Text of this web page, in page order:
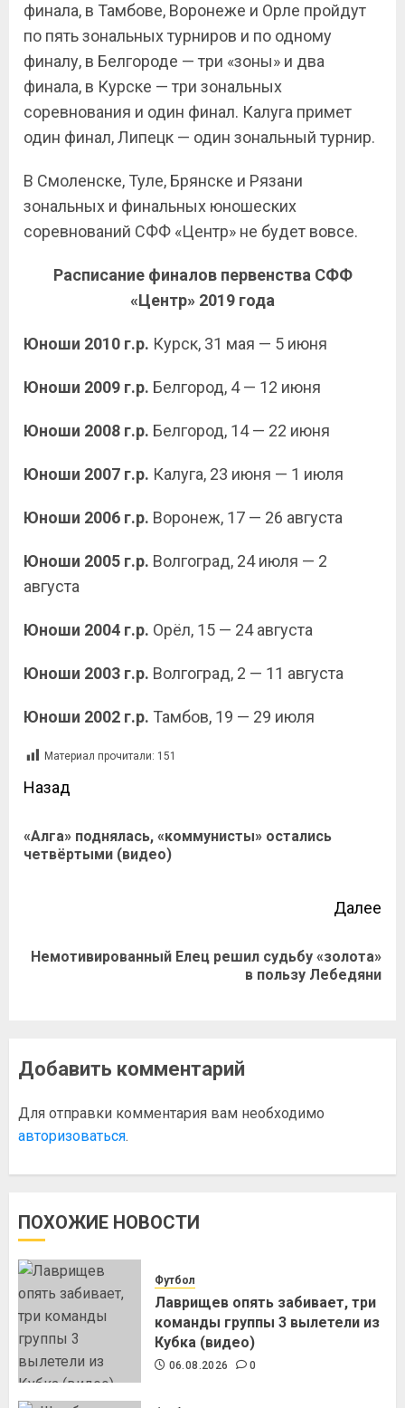
финала, в Тамбове, Воронеже и Орле пройдут
по пять зональных турниров и по одному
финалу, в Белгороде — три «зоны» и два
финала, в Курске — три зональных
соревнования и один финал. Калуга примет
один финал, Липецк — один зональный турнир.
В Смоленске, Туле, Брянске и Рязани
зональных и финальных юношеских
соревнований СФФ «Центр» не будет вовсе.
Расписание финалов первенства СФФ
«Центр» 2019 года
Юноши 2010 г.р. Курск, 31 мая — 5 июня
Юноши 2009 г.р. Белгород, 4 — 12 июня
Юноши 2008 г.р. Белгород, 14 — 22 июня
Юноши 2007 г.р. Калуга, 23 июня — 1 июля
Юноши 2006 г.р. Воронеж, 17 — 26 августа
Юноши 2005 г.р. Волгоград, 24 июля — 2
августа
Юноши 2004 г.р. Орёл, 15 — 24 августа
Юноши 2003 г.р. Волгоград, 2 — 11 августа
Юноши 2002 г.р. Тамбов, 19 — 29 июля
Материал прочитали: 151
Назад
«Алга» поднялась, «коммунисты» остались
четвёртыми (видео)
Далее
Немотивированный Елец решил судьбу «золота»
в пользу Лебедяни
Добавить комментарий
Для отправки комментария вам необходимо
авторизоваться.
ПОХОЖИЕ НОВОСТИ
Футбол
Лаврищев опять забивает, три
команды группы 3 вылетели из
Кубка (видео)
06.08.2026 0